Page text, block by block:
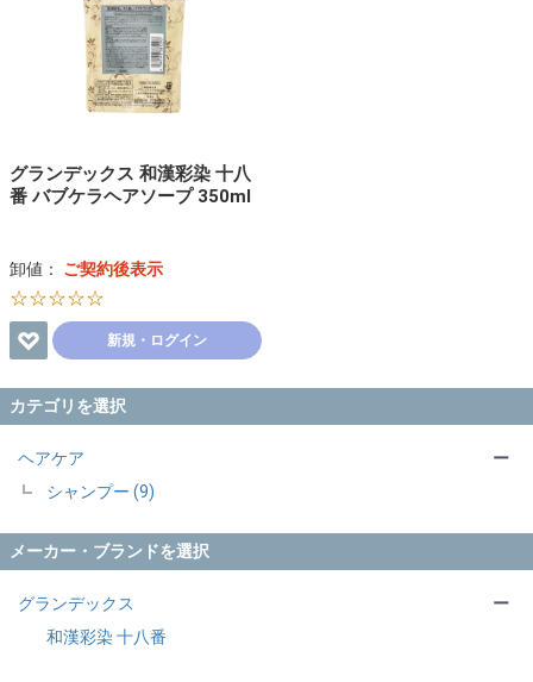
カテゴリを選択
ヘアケア
シャンプー (9)
ー
メーカー・ブランドを選択
グランデックス
和漢彩染 十八番
ー
グランデックス 和漢彩染 十八
番 バブケラヘアソープ 350ml
卸値： ご契約後表示
☆☆☆☆☆
新規・ログイン